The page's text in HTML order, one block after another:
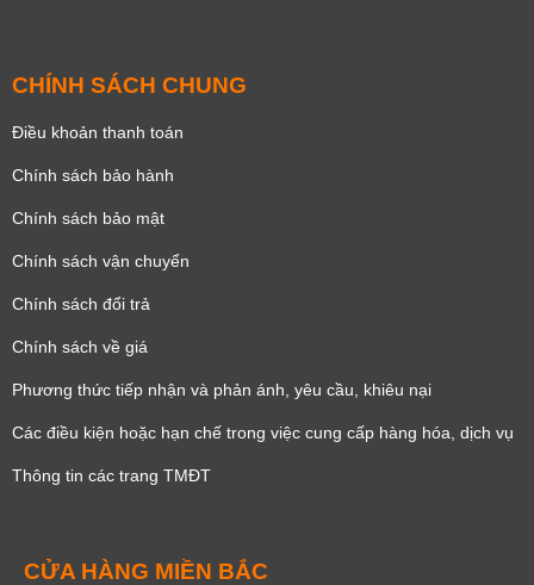
CHÍNH SÁCH CHUNG
Điều khoản thanh toán
Chính sách bảo hành
Chính sách bảo mật
Chính sách vận chuyển
Chính sách đổi trả
Chính sách về giá
Phương thức tiếp nhận và phản ánh, yêu cầu, khiêu nại
Các điều kiện hoặc hạn chế trong việc cung cấp hàng hóa, dịch vụ
Thông tin các trang TMĐT
CỬA HÀNG MIỀN BẮC